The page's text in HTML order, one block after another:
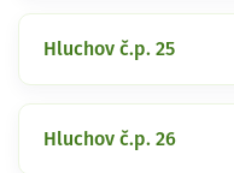
Hluchov č.p. 25
Hluchov č.p. 26